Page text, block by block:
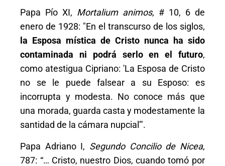
Papa Pío XI, Mortalium animos, # 10, 6 de
enero de 1928: "En el transcurso de los siglos,
la Esposa mística de Cristo nunca ha sido
contaminada ni podrá serlo en el futuro,
como atestigua Cipriano: 'La Esposa de Cristo
no se le puede falsear a su Esposo: es
incorrupta y modesta. No conoce más que
una morada, guarda casta y modestamente la
santidad de la cámara nupcial'".
Papa Adriano I, Segundo Concilio de Nicea,
787: “… Cristo, nuestro Dios, cuando tomó por